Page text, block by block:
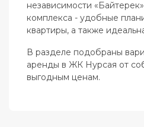
независимости
комплекса - удобные
квартиры, а также
В разделе подобраны
аренды в ЖК Нурсая от
выгодным ценам.